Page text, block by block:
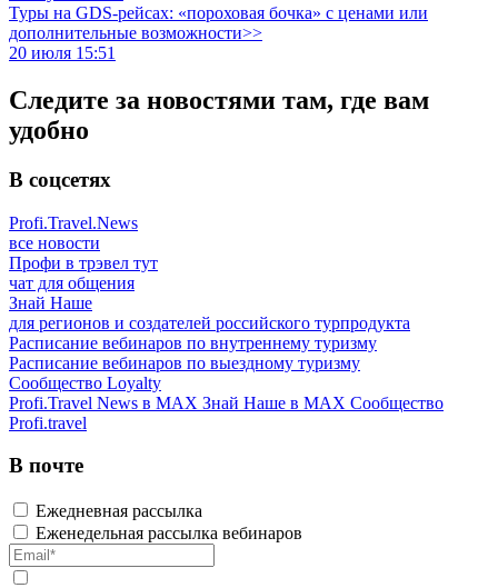
Туры на GDS-рейсах: «пороховая бочка» с ценами или
дополнительные возможности>>
20 июля 15:51
Следите за новостями там, где вам
удобно
В соцсетях
Profi.Travel.News
все новости
Профи в трэвел тут
чат для общения
Знай Наше
для регионов и создателей российского турпродукта
Расписание вебинаров по внутреннему туризму
Расписание вебинаров по выездному туризму
Сообщество Loyalty
Profi.Travel News в MAX Знай Наше в MAX Сообщество
Profi.travel
В почте
Ежедневная рассылка
Еженедельная рассылка вебинаров